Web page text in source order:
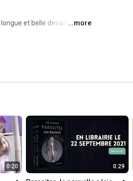
et belle devant nous.
...more
0:20 0:29